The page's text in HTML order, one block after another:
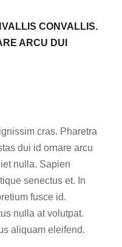
CONVALLIS.
ARCU DUI
cras. Pharetra
dui id ornare arcu
nulla. Sapien
senectus et. In
fusce id.
nulla at volutpat.
aliquam eleifend.